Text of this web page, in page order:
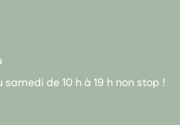
de 10 h à 19 h non stop !